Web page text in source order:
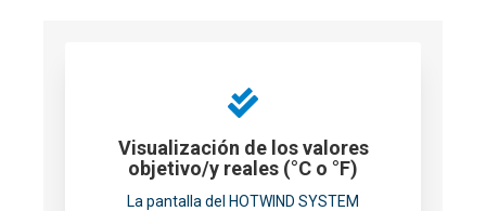
Visualización de los valores
objetivo/y reales (°C o °F)
La pantalla del HOTWIND SYSTEM